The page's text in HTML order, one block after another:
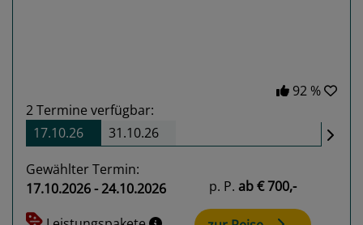
92 %
2Termine verfügbar:
17.10.26
31.10.26
Gewählter Termin:
17.10.2026 - 24.10.2026
p. P. ab€ 700,-